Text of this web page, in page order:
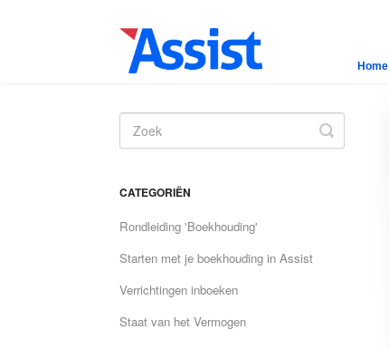
Home
Toggle
Search
CATEGORIËN
Rondleiding 'Boekhouding'
Starten met je boekhouding in Assist
Verrichtingen inboeken
Staat van het Vermogen